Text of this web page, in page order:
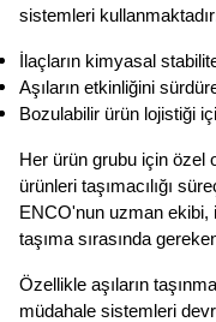
sistemleri
İlaçların kimyasal
Aşıların etkinliğini
Bozulabilir ürün lojistiği
Her ürün grubu için özel
ürünleri taşımacılığı
ENCO'nun uzman ekibi,
taşıma sırasında
Özellikle aşıların
müdahale sistemleri